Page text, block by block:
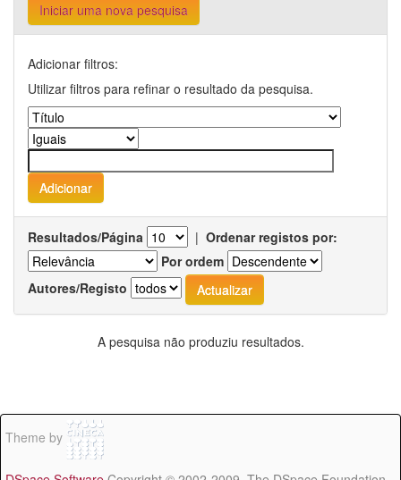
Iniciar uma nova pesquisa
Adicionar filtros:
Utilizar filtros para refinar o resultado da pesquisa.
Resultados/Página | Ordenar registos por:
Por ordem
Autores/Registo
A pesquisa não produziu resultados.
Theme by